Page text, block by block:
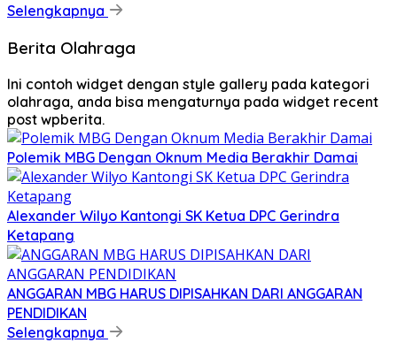
Selengkapnya
Berita Olahraga
Ini contoh widget dengan style gallery pada kategori
olahraga, anda bisa mengaturnya pada widget recent
post wpberita.
Polemik MBG Dengan Oknum Media Berakhir Damai
Alexander Wilyo Kantongi SK Ketua DPC Gerindra
Ketapang
ANGGARAN MBG HARUS DIPISAHKAN DARI ANGGARAN
PENDIDIKAN
Selengkapnya